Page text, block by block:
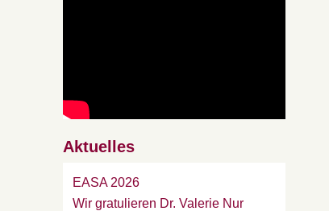
Aktuelles
EASA 2026
Wir gratulieren Dr. Valerie Nur